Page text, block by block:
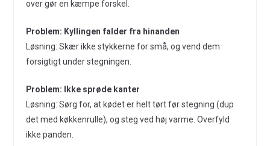
over gør en kæmpe forskel.
Problem: Kyllingen falder fra hinanden
Løsning: Skær ikke stykkerne for små, og vend dem
forsigtigt under stegningen.
Problem: Ikke sprøde kanter
Løsning: Sørg for, at kødet er helt tørt før stegning (dup
det med køkkenrulle), og steg ved høj varme. Overfyld
ikke panden.